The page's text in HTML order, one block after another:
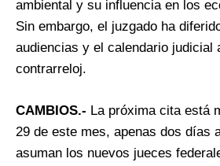
ambiental y su influencia en los
Sin embargo, el juzgado ha
audiencias y el calendario judicial
contrarreloj.
CAMBIOS.- La próxima cita está
29 de este mes, apenas dos días
asuman los nuevos jueces